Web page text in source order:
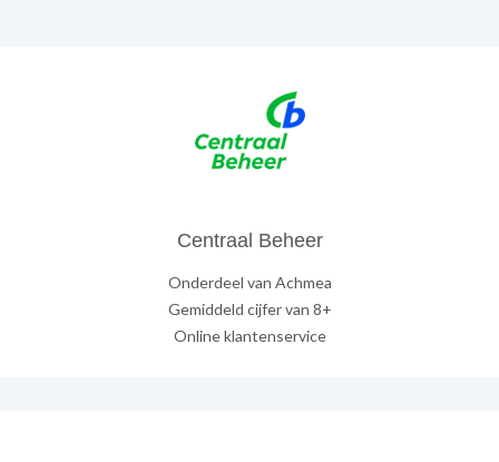
Centraal Beheer
Onderdeel van Achmea
Gemiddeld cijfer van 8+
Online klantenservice